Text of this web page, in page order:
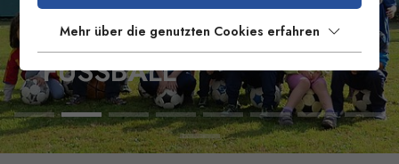
ASV WELSCHNOFEN
FUSSBALL
Mehr über die genutzten Cookies erfahren